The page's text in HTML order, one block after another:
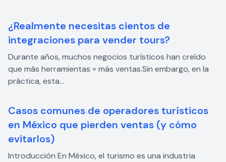
¿Realmente necesitas cientos de
integraciones para vender tours?
Durante años, muchos negocios turísticos han creído
que más herramientas = más ventas.Sin embargo, en la
práctica, esta...
Casos comunes de operadores turísticos
en México que pierden ventas (y cómo
evitarlos)
Introducción En México, el turismo es una industria